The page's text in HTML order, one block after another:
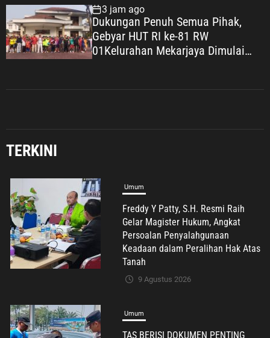
3 jam ago
Dukungan Penuh Semua Pihak,
Gebyar HUT RI ke-81 RW
01Kelurahan Mekarjaya Dimulai
TERKINI
Umum
Freddy Y Patty, S.H. Resmi Raih
Gelar Magister Hukum, Angkat
Persoalan Penyalahgunaan
Keadaan dalam Peralihan Hak Atas
Tanah
9 Agustus 2026
Umum
TAS BERISI DOKUMEN PENTING